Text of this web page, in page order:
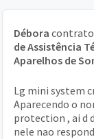
Débora
de Assistência
Aparelhos de
Lg mini system
Aparecendo o
protection , ai d
nele nao